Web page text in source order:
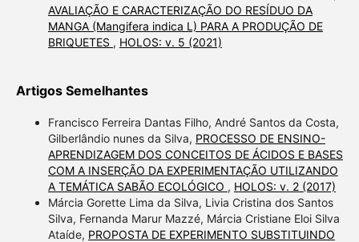
AVALIAÇÃO E CARACTERIZAÇÃO DO RESÍDUO DA
MANGA (Mangifera indica L) PARA A PRODUÇÃO DE
BRIQUETES , HOLOS: v. 5 (2021)
Artigos Semelhantes
Francisco Ferreira Dantas Filho, André Santos da Costa,
Gilberlândio nunes da Silva, PROCESSO DE ENSINO-
APRENDIZAGEM DOS CONCEITOS DE ÁCIDOS E BASES
COM A INSERÇÃO DA EXPERIMENTAÇÃO UTILIZANDO
A TEMÁTICA SABÃO ECOLÓGICO , HOLOS: v. 2 (2017)
Márcia Gorette Lima da Silva, Livia Cristina dos Santos
Silva, Fernanda Marur Mazzé, Márcia Cristiane Eloi Silva
Ataíde, PROPOSTA DE EXPERIMENTO SUBSTITUINDO